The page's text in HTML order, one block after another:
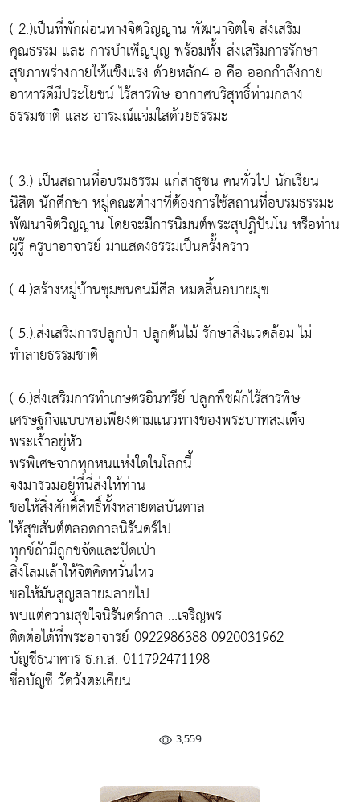
( 2.)เป็นที่พักผ่อนทางจิตวิญญาน พัฒนาจิตใจ ส่งเสริม
คุณธรรม และ การบำเพ็ญบุญ พร้อมทั้ง ส่งเสริมการรักษา
สุขภาพร่างกายให้แข็งแรง ด้วยหลัก4 อ คือ ออกกำลังกาย
อาหารดีมีประโยชน์ ไร้สารพิษ อากาศบริสุทธิ์ท่ามกลาง
ธรรมชาติ และ อารมณ์แจ่มใสด้วยธรรมะ
( 3.) เป็นสถานที่อบรมธรรม แก่สาธุชน คนทั่วไป นักเรียน
นิสิต นักศึกษา หมู่คณะต่างาที่ต้องการใช้สถานที่อบรมธรรมะ
พัฒนาจิตวิญญาน โดยจะมีการนิมนต์พระสุปฎิปันโน หรือท่าน
ผู้รู้ ครูบาอาจารย์ มาแสดงธรรมเป็นครั้งคราว
( 4.)สร้างหมู่บ้านชุมชนคนมีศีล หมดสิ้นอบายมุข
( 5.).ส่งเสริมการปลูกป่า ปลูกต้นไม้ รักษาสิ่งแวดล้อม ไม่
ทำลายธรรมชาติ
( 6.)ส่งเสริมการทำเกษตรอินทรีย์ ปลูกพืชผักไร้สารพิษ
เศรษฐกิจแบบพอเพียงตามแนวทางของพระบาทสมเด็จ
พระเจ้าอยู่หัว
พรพิเศษจากทุกหนแห่งใดในโลกนี้
จงมารวมอยู่ที่นี่ส่งให้ท่าน
ขอให้สิ่งศักดิ์สิทธิ์ทั้งหลายดลบันดาล
ให้สุขสันต์ตลอดกาลนิรันดร์ไป
ทุกข์ถ้ามีถูกขจัดและปัดเป่า
สิ่งโลมเล้าให้จิตคิดหวั่นไหว
ขอให้มันสูญสลายมลายไป
พบแต่ความสุขใจนิรันดร์กาล ...เจริญพร
ติดต่อได้ที่พระอาจารย์ 0922986388 0920031962
บัญชีธนาคาร ธ.ก.ส. 011792471198
ชื่อบัญชี วัดวังตะเคียน
3,559